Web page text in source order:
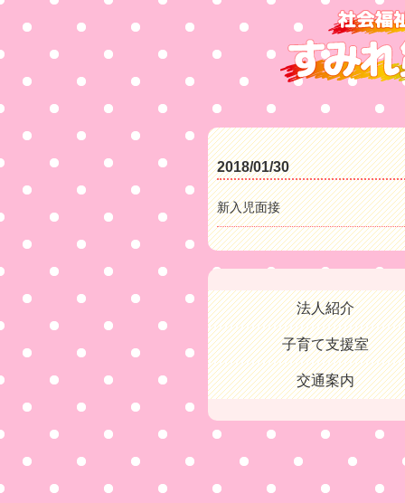
2018/01/30
新入児面接
法人紹介
子育て支援室
交通案内